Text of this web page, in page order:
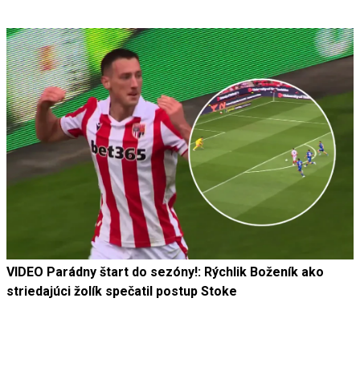
VIDEO Parádny štart do sezóny!: Rýchlik Boženík ako
striedajúci žolík spečatil postup Stoke